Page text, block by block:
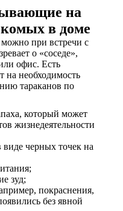
на
в доме
можно при встречи с
о «соседе»,
офис. Есть
на необходимость
тараканов по
который может
жизнедеятельности
виде черных точек на
зуд;
покраснения,
без явной